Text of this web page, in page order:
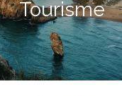
Tourisme